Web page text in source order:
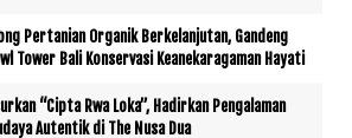
Pertanian Organik Berkelanjutan, Gandeng
Tower Bali Konservasi Keanekaragaman Hayati
“Cipta Rwa Loka”, Hadirkan Pengalaman
Autentik di The Nusa Dua